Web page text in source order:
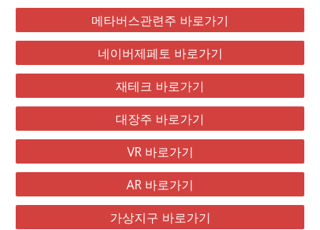
메타버스관련주 바로가기
네이버제페토 바로가기
재테크 바로가기
대장주 바로가기
VR 바로가기
AR 바로가기
가상지구 바로가기